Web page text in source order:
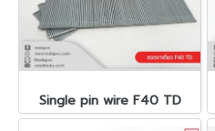
Single pin wire F40 TD